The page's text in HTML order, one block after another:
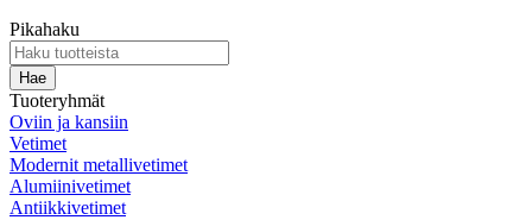
Pikahaku
Tuoteryhmät
Oviin ja kansiin
Vetimet
Modernit metallivetimet
Alumiinivetimet
Antiikkivetimet